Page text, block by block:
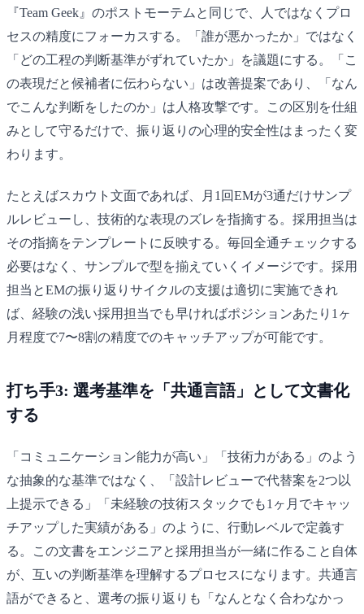
『Team Geek』のポストモーテムと同じで、人ではなくプロ
セスの精度にフォーカスする。「誰が悪かったか」ではなく
「どの工程の判断基準がずれていたか」を議題にする。「こ
の表現だと候補者に伝わらない」は改善提案であり、「なん
でこんな判断をしたのか」は人格攻撃です。この区別を仕組
みとして守るだけで、振り返りの心理的安全性はまったく変
わります。
たとえばスカウト文面であれば、月1回EMが3通だけサンプ
ルレビューし、技術的な表現のズレを指摘する。採用担当は
その指摘をテンプレートに反映する。毎回全通チェックする
必要はなく、サンプルで型を揃えていくイメージです。採用
担当とEMの振り返りサイクルの支援は適切に実施できれ
ば、経験の浅い採用担当でも早ければポジションあたり1ヶ
月程度で7〜8割の精度でのキャッチアップが可能です。
打ち手3: 選考基準を「共通言語」として文書化
する
「コミュニケーション能力が高い」「技術力がある」のよう
な抽象的な基準ではなく、「設計レビューで代替案を2つ以
上提示できる」「未経験の技術スタックでも1ヶ月でキャッ
チアップした実績がある」のように、行動レベルで定義す
る。この文書をエンジニアと採用担当が一緒に作ること自体
が、互いの判断基準を理解するプロセスになります。共通言
語ができると、選考の振り返りも「なんとなく合わなかっ